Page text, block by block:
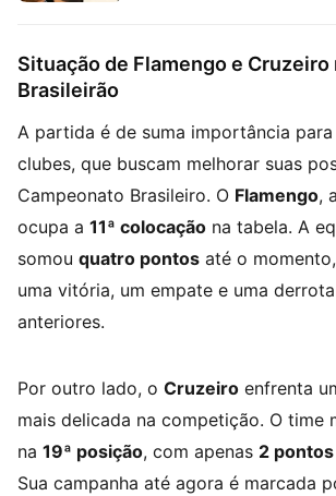
Situação de Flamengo e Cruzeiro
Brasileirão
A partida é de suma importância
clubes, que buscam melhorar suas
Campeonato Brasileiro. O Flamengo,
ocupa a 11ª colocação na tabela. A
somou quatro pontos até o
uma vitória, um empate e uma
anteriores.
Por outro lado, o Cruzeiro enfrenta
mais delicada na competição. O time
na 19ª posição, com apenas 2 pontos
Sua campanha até agora é marcada